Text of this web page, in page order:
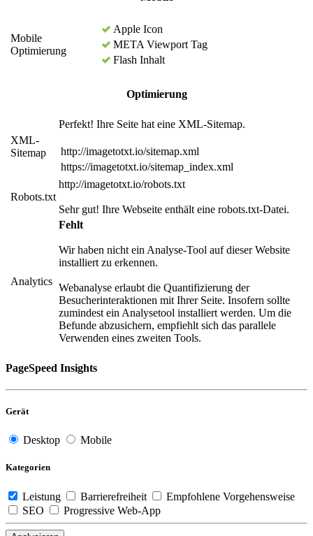
Mobile
Optimierung
Apple Icon
META Viewport Tag
Flash Inhalt
Optimierung
XML-
Sitemap
Perfekt! Ihre Seite hat eine XML-Sitemap.
http://imagetotxt.io/sitemap.xml
https://imagetotxt.io/sitemap_index.xml
Robots.txt
http://imagetotxt.io/robots.txt
Sehr gut! Ihre Webseite enthält eine robots.txt-Datei.
Analytics
Fehlt
Wir haben nicht ein Analyse-Tool auf dieser Website
installiert zu erkennen.
Webanalyse erlaubt die Quantifizierung der
Besucherinteraktionen mit Ihrer Seite. Insofern sollte
zumindest ein Analysetool installiert werden. Um die
Befunde abzusichern, empfiehlt sich das parallele
Verwenden eines zweiten Tools.
PageSpeed Insights
Gerät
Desktop Mobile
Kategorien
Leistung Barrierefreiheit
Empfohlene Vorgehensweise
SEO
Progressive Web-App